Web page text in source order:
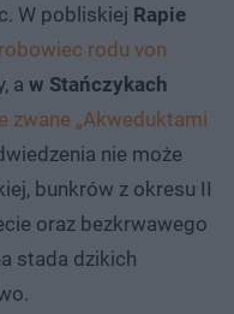
W pobliskiej Rapie
rodu von
a w Stańczykach
zwane „Akweduktami
nie może
bunkrów z okresu II
oraz bezkrwawego
stada dzikich